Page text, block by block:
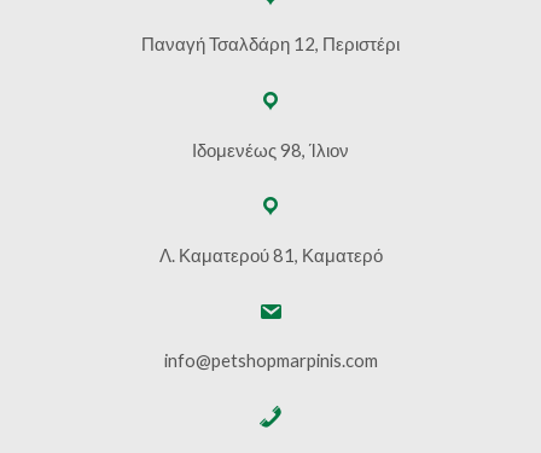
Παναγή Τσαλδάρη 12, Περιστέρι
Ιδομενέως 98, Ίλιον
Λ. Καματερού 81, Καματερό
info@petshopmarpinis.com